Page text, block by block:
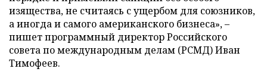
изящества, не считаясь с ущербом для союзников,
а иногда и самого американского бизнеса», –
пишет программный директор Российского
совета по международным делам (РСМД) Иван
Тимофеев.